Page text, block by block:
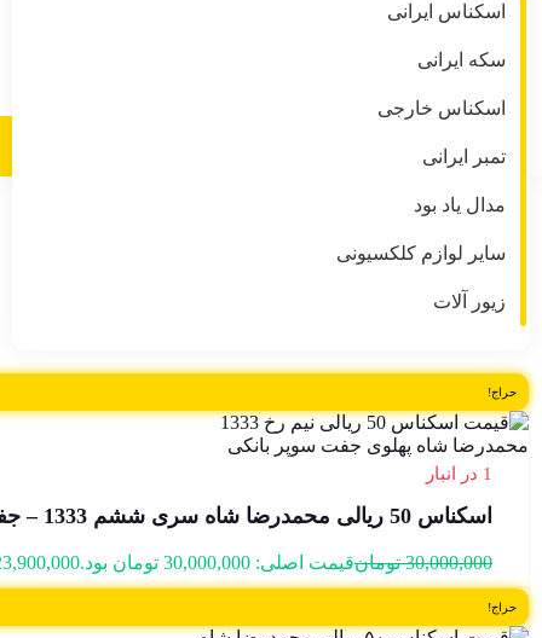
اسکناس ایرانی
سکه ایرانی
اسکناس خارجی
تمبر ایرانی
مدال یاد بود
سایر لوازم کلکسیونی
زیور آلات
اسکناس 50 ریالی محمدرضا شاه
حراج!
1 در انبار
اسکناس 50 ریالی محمدرضا شاه سری ششم 1333 – جفت سوپر بانکی – 882246,7
30,000,000 تومانقیمت اصلی: 30,000,000 تومان بود.
حراج!